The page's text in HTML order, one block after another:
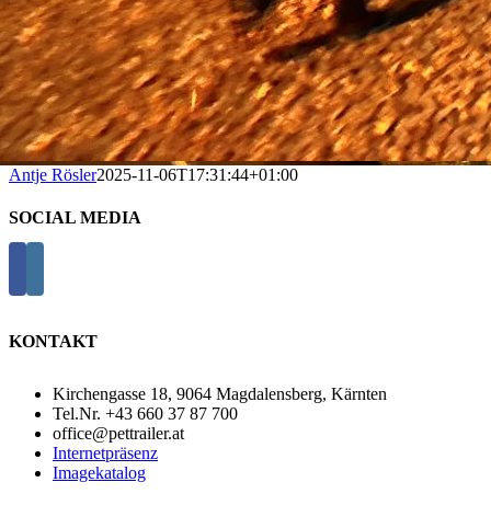
Antje Rösler2025-11-06T17:31:44+01:00
SOCIAL MEDIA
KONTAKT
Kirchengasse 18, 9064 Magdalensberg, Kärnten
Tel.Nr. +43 660 37 87 700
office@pettrailer.at
Internetpräsenz
Imagekatalog